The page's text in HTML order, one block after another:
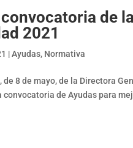
de
2021
|Ayudas, Normativa
de 8 de mayo, de la Directora
convocatoria de Ayudas para